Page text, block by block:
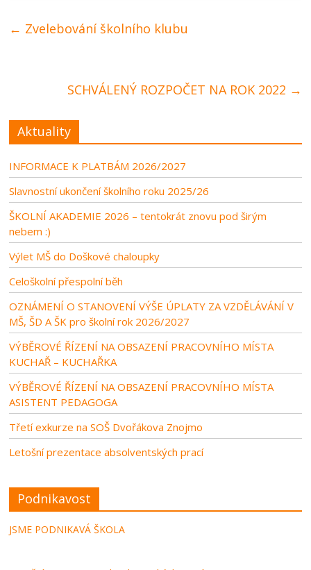
← Zvelebování školního klubu
SCHVÁLENÝ ROZPOČET NA ROK 2022 →
Aktuality
INFORMACE K PLATBÁM 2026/2027
Slavnostní ukončení školního roku 2025/26
ŠKOLNÍ AKADEMIE 2026 – tentokrát znovu pod širým
nebem :)
Výlet MŠ do Doškové chaloupky
Celoškolní přespolní běh
OZNÁMENÍ O STANOVENÍ VÝŠE ÚPLATY ZA VZDĚLÁVÁNÍ V
MŠ, ŠD A ŠK pro školní rok 2026/2027
VÝBĚROVÉ ŘÍZENÍ NA OBSAZENÍ PRACOVNÍHO MÍSTA
KUCHAŘ – KUCHAŘKA
VÝBĚROVÉ ŘÍZENÍ NA OBSAZENÍ PRACOVNÍHO MÍSTA
ASISTENT PEDAGOGA
Třetí exkurze na SOŠ Dvořákova Znojmo
Letošní prezentace absolventských prací
Podnikavost
JSME PODNIKAVÁ ŠKOLA